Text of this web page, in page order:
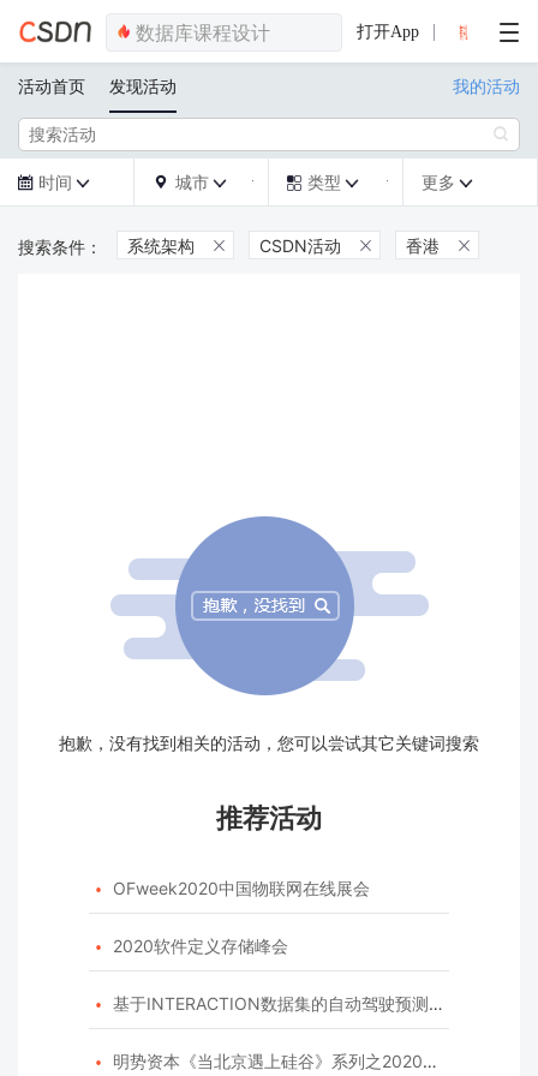
打开App
活动首页 发现活动 我的活动

 时间   城市   类型  更多 
系统架构  CSDN活动  香港 
抱歉，没有找到相关的活动，您可以尝试其它关键词搜索
推荐活动
 OFweek2020中国物联网在线展会
 2020软件定义存储峰会
 基于INTERACTION数据集的自动驾驶预测模型挑战赛
 明势资本《当北京遇上硅谷》系列之2020年度开源峰会